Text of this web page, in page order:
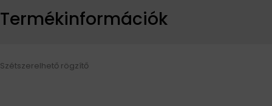
Termékinformációk
Szétszerelhető rögzítő